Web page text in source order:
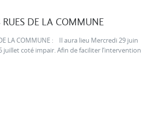
RUES DE LA COMMUNE
DE LA COMMUNE : Il aura lieu Mercredi 29 juin
juillet coté impair. Afin de faciliter l’intervention